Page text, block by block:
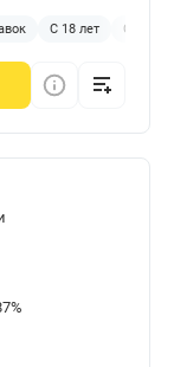
С 18 лет С